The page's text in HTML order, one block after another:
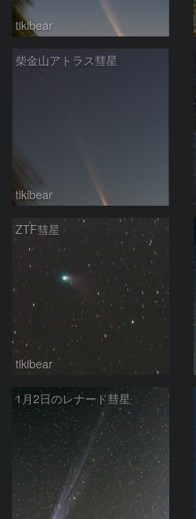
tikibear
柴金山アトラス彗星
tikibear
ZTF彗星
tikibear
1月2日のレナード彗星